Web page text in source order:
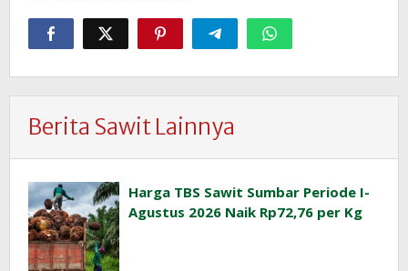
Berita Sawit Lainnya
Harga TBS Sawit Sumbar Periode I-
Agustus 2026 Naik Rp72,76 per Kg